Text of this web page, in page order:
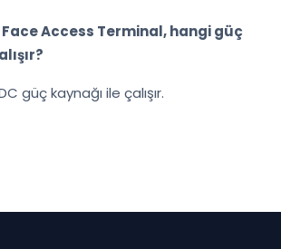
Access Terminal, hangi güç
güç kaynağı ile çalışır.